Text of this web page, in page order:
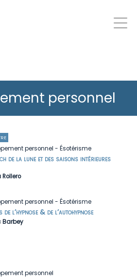
personnel
personnel - Ésotérisme
de la lune et des saisons intérieures
personnel - Ésotérisme
de l’hypnose & de l’autohypnose
Barbey
personnel